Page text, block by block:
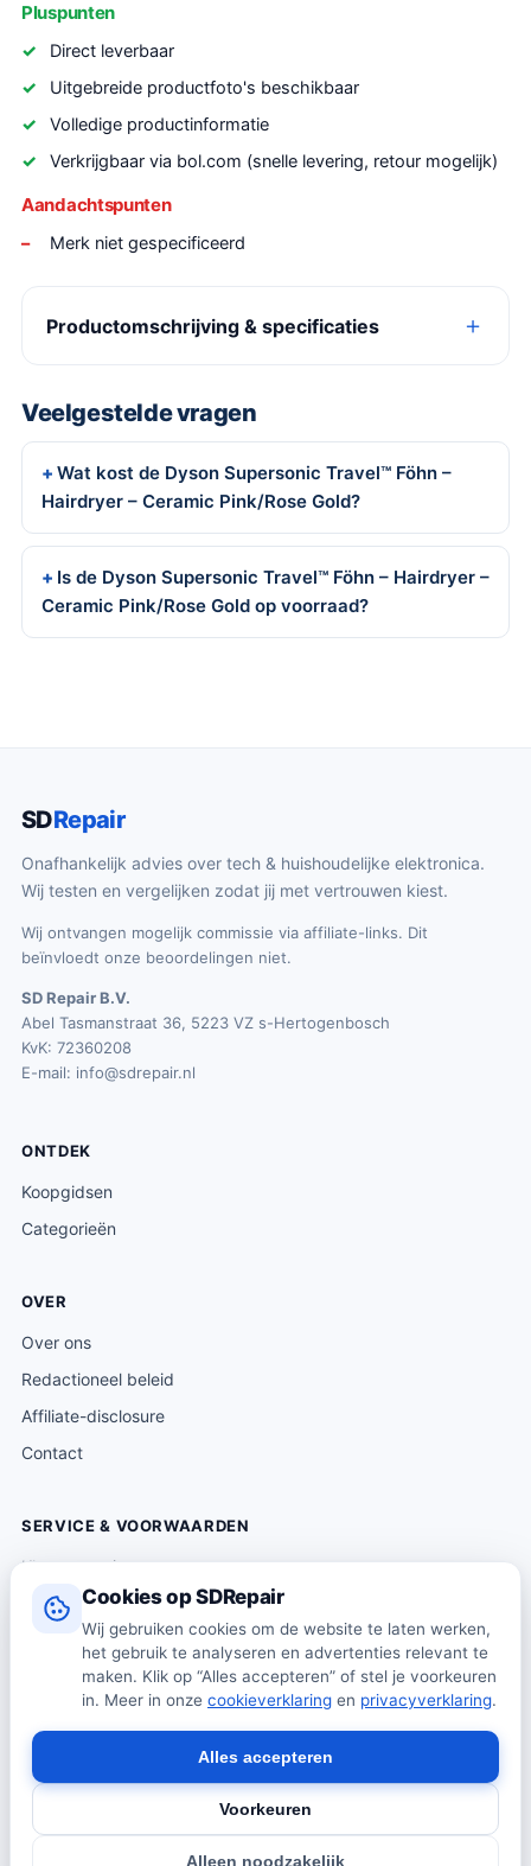
Cookies op SDRepair
Wij gebruiken cookies om de website te laten werken,
het gebruik te analyseren en advertenties relevant te
maken. Klik op “Alles accepteren” of stel je voorkeuren
in. Meer in onze cookieverklaring en privacyverklaring.
Alleen noodzakelijk
Voorkeuren
Alles accepteren
Pluspunten
Direct leverbaar
Uitgebreide productfoto's beschikbaar
Volledige productinformatie
Verkrijgbaar via bol.com (snelle levering, retour mogelijk)
Aandachtspunten
Merk niet gespecificeerd
Productomschrijving & specificaties
Veelgestelde vragen
Wat kost de Dyson Supersonic Travel™ Föhn –
Hairdryer – Ceramic Pink/Rose Gold?
Is de Dyson Supersonic Travel™ Föhn – Hairdryer –
Ceramic Pink/Rose Gold op voorraad?
SDRepair
Onafhankelijk advies over tech & huishoudelijke elektronica.
Wij testen en vergelijken zodat jij met vertrouwen kiest.
Wij ontvangen mogelijk commissie via affiliate-links. Dit
beïnvloedt onze beoordelingen niet.
SD Repair B.V.
Abel Tasmanstraat 36, 5223 VZ s-Hertogenbosch
KvK: 72360208
E-mail: info@sdrepair.nl
ONTDEK
Koopgidsen
Categorieën
OVER
Over ons
Redactioneel beleid
Affiliate-disclosure
Contact
SERVICE & VOORWAARDEN
Klantenservice
Verzending & levering
Retourneren
Algemene voorwaarden